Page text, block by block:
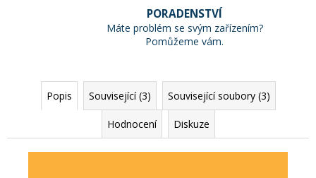
PORADENSTVÍ
Máte problém se svým zařízením?
Pomůžeme vám.
Popis Související (3) Související soubory (3)
Hodnocení Diskuze